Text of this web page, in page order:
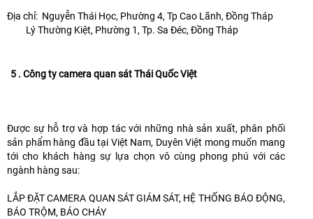
Địa chỉ: Nguyễn Thái Học, Phường 4, Tp Cao Lãnh, Đồng Tháp
Lý Thường Kiệt, Phường 1, Tp. Sa Đéc, Đồng Tháp
5 . Công ty camera quan sát Thái Quốc Việt
Được sự hỗ trợ và hợp tác với những nhà sản xuất, phân phối
sản phẩm hàng đầu tại Việt Nam, Duyên Việt mong muốn mang
tới cho khách hàng sự lựa chọn vô cùng phong phú với các
ngành hàng sau:
LẮP ĐẶT CAMERA QUAN SÁT GIÁM SÁT, HỆ THỐNG BÁO ĐỘNG,
BÁO TRỘM, BÁO CHÁY